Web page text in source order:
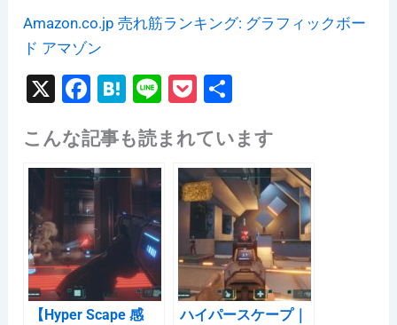
Amazon.co.jp 売れ筋ランキング: グラフィックボー
ド アマゾン
X
F
c
e
b
o
o
k
H
e
n
a
Li
e
P
c
k
et
こんな記事も読まれています
【Hyper Scape 感
ハイパースケープ｜